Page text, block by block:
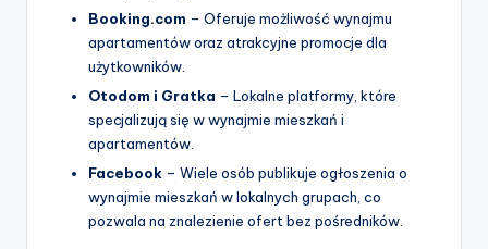
Booking.com – Oferuje możliwość wynajmu
apartamentów oraz atrakcyjne promocje dla
użytkowników.
Otodom i Gratka – Lokalne platformy, które
specjalizują się w wynajmie mieszkań i
apartamentów.
Facebook – Wiele osób publikuje ogłoszenia o
wynajmie mieszkań w lokalnych grupach, co
pozwala na znalezienie ofert bez pośredników.